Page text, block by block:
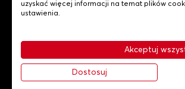
© Copyright 2026 Lovauto
uzyskać więcej informacji na temat plików
ustawienia.
Akceptuj
Dostosuj